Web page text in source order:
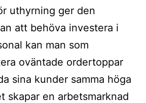
uthyrning ger den
att behöva investera i
kan man som
oväntade ordertoppar
sina kunder samma höga
skapar en arbetsmarknad